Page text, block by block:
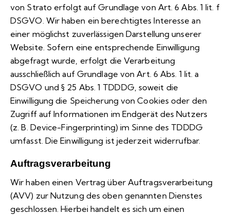
von Strato erfolgt auf Grundlage von Art. 6 Abs. 1 lit. f
DSGVO. Wir haben ein berechtigtes Interesse an
einer möglichst zuverlässigen Darstellung unserer
Website. Sofern eine entsprechende Einwilligung
abgefragt wurde, erfolgt die Verarbeitung
ausschließlich auf Grundlage von Art. 6 Abs. 1 lit. a
DSGVO und § 25 Abs. 1 TDDDG, soweit die
Einwilligung die Speicherung von Cookies oder den
Zugriff auf Informationen im Endgerät des Nutzers
(z. B. Device-Fingerprinting) im Sinne des TDDDG
umfasst. Die Einwilligung ist jederzeit widerrufbar.
Auftragsverarbeitung
Wir haben einen Vertrag über Auftragsverarbeitung
(AVV) zur Nutzung des oben genannten Dienstes
geschlossen. Hierbei handelt es sich um einen